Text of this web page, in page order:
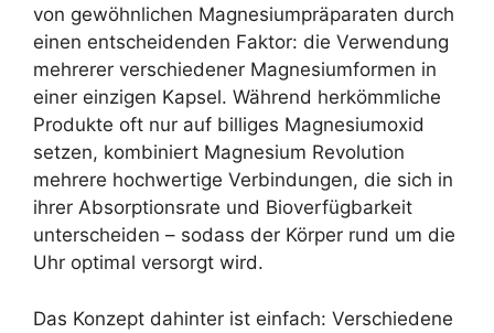
von gewöhnlichen Magnesiumpräparaten durch
einen entscheidenden Faktor: die Verwendung
mehrerer verschiedener Magnesiumformen in
einer einzigen Kapsel. Während herkömmliche
Produkte oft nur auf billiges Magnesiumoxid
setzen, kombiniert Magnesium Revolution
mehrere hochwertige Verbindungen, die sich in
ihrer Absorptionsrate und Bioverfügbarkeit
unterscheiden – sodass der Körper rund um die
Uhr optimal versorgt wird.
Das Konzept dahinter ist einfach: Verschiedene